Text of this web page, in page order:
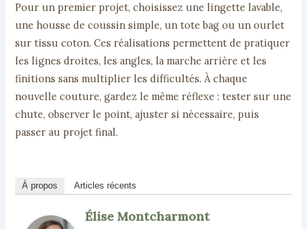
Pour un premier projet, choisissez une lingette lavable,
une housse de coussin simple, un tote bag ou un ourlet
sur tissu coton. Ces réalisations permettent de pratiquer
les lignes droites, les angles, la marche arrière et les
finitions sans multiplier les difficultés. À chaque
nouvelle couture, gardez le même réflexe : tester sur une
chute, observer le point, ajuster si nécessaire, puis
passer au projet final.
À propos Articles récents
Élise Montcharmont